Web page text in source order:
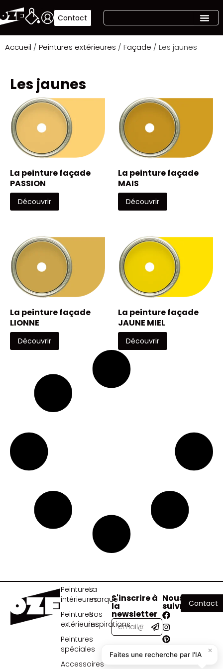
Contact
Accueil / Peintures extérieures / Façade / Les jaunes
Les jaunes
La peinture façade
PASSION
Découvrir
La peinture façade
MAIS
Découvrir
La peinture façade
LIONNE
Découvrir
La peinture façade
JAUNE MIEL
Découvrir
Peintures
intérieures
Peintures
extérieures
Peintures
spéciales
Accessoires
La
marque
Nos
inspirations
S'inscrire à
la
newsletter
Nous
suivre Contact
Faites une recherche par l'IA
✕